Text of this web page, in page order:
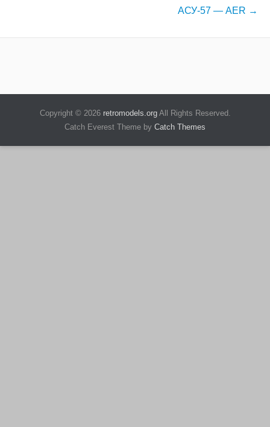
АСУ-57 — AER →
Copyright © 2026 retromodels.orgAll Rights Reserved.
Catch Everest Theme by Catch Themes